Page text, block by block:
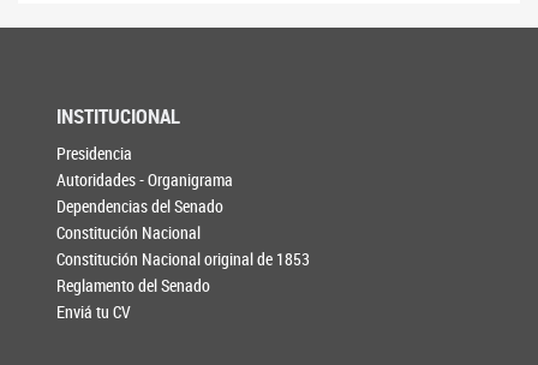
INSTITUCIONAL
Presidencia
Autoridades - Organigrama
Dependencias del Senado
Constitución Nacional
Constitución Nacional original de 1853
Reglamento del Senado
Enviá tu CV